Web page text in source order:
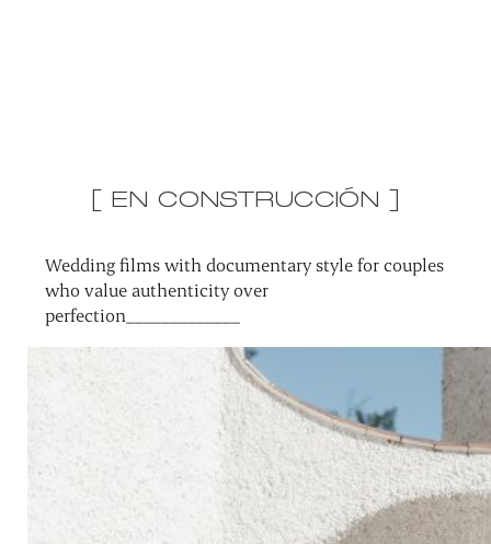
[ EN CONSTRUCCIÓN ]
Wedding films with documentary style for couples
who value authenticity over
perfection_____________